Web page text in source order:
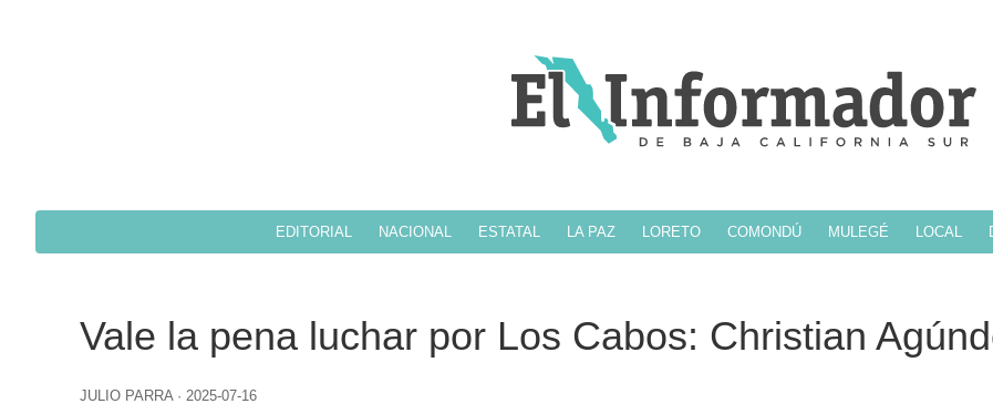
EDITORIAL NACIONAL ESTATAL LA PAZ LORETO COMONDÚ MULEGÉ LOCAL
Vale la pena luchar por Los Cabos: Christian
JULIO PARRA · 2025-07-16